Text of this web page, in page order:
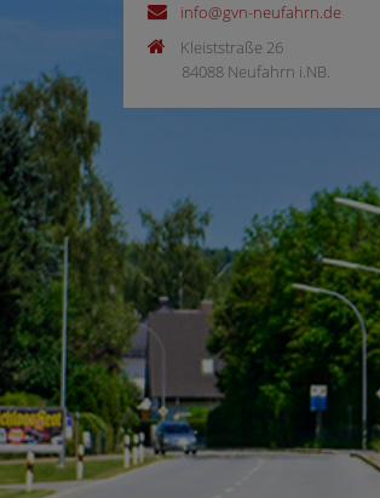
info@gvn-neufahrn.de
Kleiststraße 26
84088 Neufahrn i.NB.